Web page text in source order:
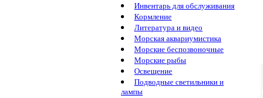
Инвентарь для обслуживания
Кормление
Литература и видео
Морская аквариумистика
Морские беспозвоночные
Морские рыбы
Освещение
Подводные светильники и
лампы